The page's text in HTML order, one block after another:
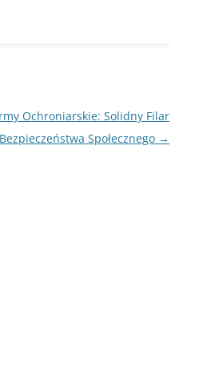
Ochroniarskie: Solidny Filar
Bezpieczeństwa Społecznego →